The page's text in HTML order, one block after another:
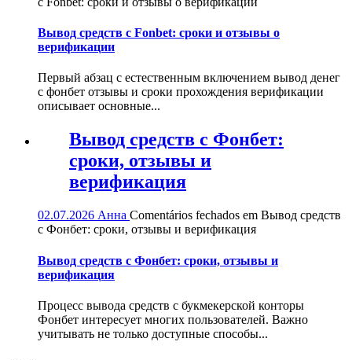
Вывод средств с Fonbet: сроки и отзывы о
верификации
Первый абзац с естественным включением вывод денег
с фонбет отзывы и сроки прохождения верификации
описывает основные...
Вывод средств с Фонбет:
сроки, отзывы и
верификация
02.07.2026 Анна Comentários fechados em Вывод средств
с Фонбет: сроки, отзывы и верификация
Вывод средств с Фонбет: сроки, отзывы и
верификация
Процесс вывода средств с букмекерской конторы
Фонбет интересует многих пользователей. Важно
учитывать не только доступные способы...